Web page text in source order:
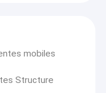
mobiles
Structure